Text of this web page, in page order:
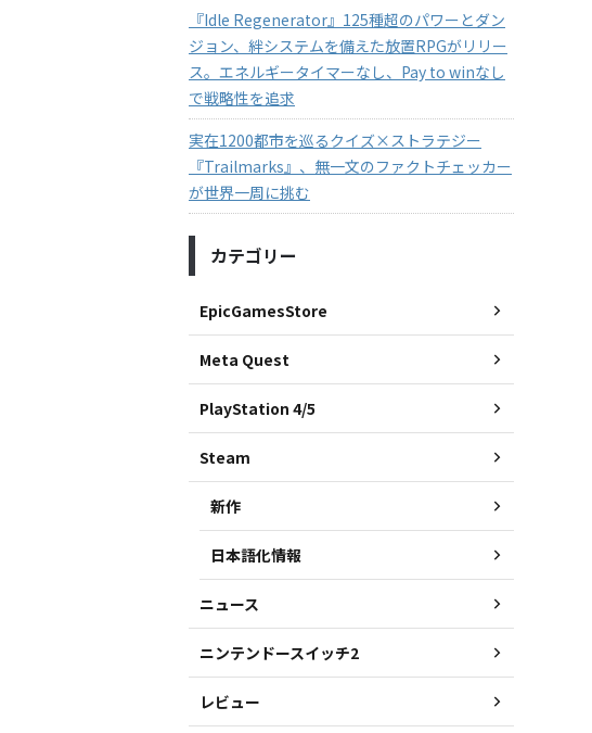
『Idle Regenerator』125種超のパワーとダン
ジョン、絆システムを備えた放置RPGがリリー
ス。エネルギータイマーなし、Pay to winなし
で戦略性を追求
実在1200都市を巡るクイズ×ストラテジー
『Trailmarks』、無一文のファクトチェッカー
が世界一周に挑む
カテゴリー
EpicGamesStore
Meta Quest
PlayStation 4/5
Steam
新作
日本語化情報
ニュース
ニンテンドースイッチ2
レビュー